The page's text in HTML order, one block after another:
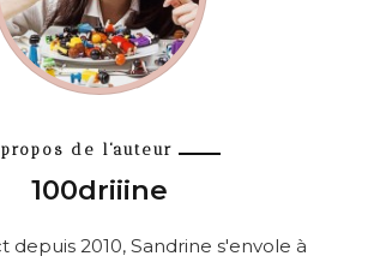
de l'auteur
100driiine
depuis 2010, Sandrine s'envole à